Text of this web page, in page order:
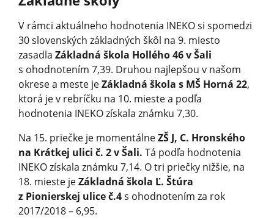
V rámci aktuálneho hodnotenia INEKO si spomedzi
30 slovenských základných škôl na 9. miesto
zasadla Základná škola Hollého 46 v Šali
s ohodnotením 7,39. Druhou najlepšou v našom
okrese a meste jeZákladná škola s MŠ Horná 22,
ktorá je v rebríčku na 10. mieste a podľa
hodnotenia INEKO získala známku 7,30.
Na 15. priečke je momentálneZŠ J, C. Hronského
na Krátkej ulici č. 2 v Šali. Tá podľa hodnotenia
INEKO získala známku 7,14. O tri priečky nižšie, na
18. mieste jeZákladná škola Ľ. Štúra
z Pionierskej ulice č.4s ohodnotením za rok
2017/2018 – 6,95.